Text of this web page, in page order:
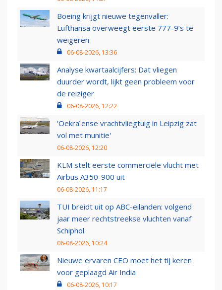
Boeing krijgt nieuwe tegenvaller:
Lufthansa overweegt eerste 777-9’s te
weigeren
06-08-2026, 13:36
Analyse kwartaalcijfers: Dat vliegen
duurder wordt, lijkt geen probleem voor
de reiziger
06-08-2026, 12:22
'Oekraïense vrachtvliegtuig in Leipzig zat
vol met munitie'
06-08-2026, 12:20
KLM stelt eerste commerciële vlucht met
Airbus A350-900 uit
06-08-2026, 11:17
TUI breidt uit op ABC-eilanden: volgend
jaar meer rechtstreekse vluchten vanaf
Schiphol
06-08-2026, 10:24
Nieuwe ervaren CEO moet het tij keren
voor geplaagd Air India
06-08-2026, 10:17